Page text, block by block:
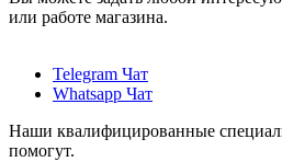
или работе магазина.
Telegram Чат
Whatsapp Чат
Наши квалифицированные
помогут.